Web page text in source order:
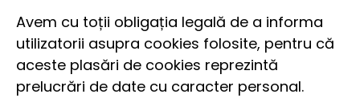
Avem cu toții obligația legală de a informa
utilizatorii asupra cookies folosite, pentru că
aceste plasări de cookies reprezintă
prelucrări de date cu caracter personal.